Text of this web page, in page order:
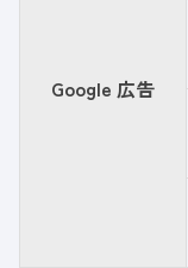
Google 広告